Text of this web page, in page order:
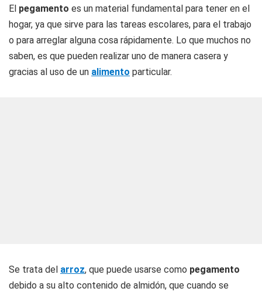
El pegamento es un material fundamental para tener en el
hogar, ya que sirve para las tareas escolares, para el trabajo
o para arreglar alguna cosa rápidamente. Lo que muchos no
saben, es que pueden realizar uno de manera casera y
gracias al uso de un alimento particular.
Se trata del arroz, que puede usarse como pegamento
debido a su alto contenido de almidón, que cuando se